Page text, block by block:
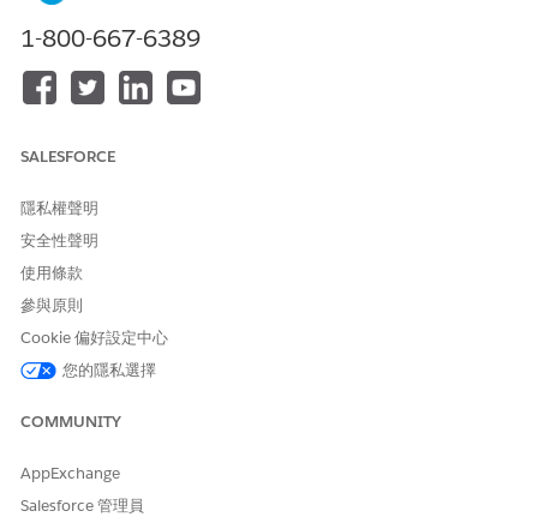
在瀏覽面板中,選取「
選取組態項目類型。
細資料:
從「可用」清單中,選取要作為識別碼使用的屬性,然後將其
移至「已選取」清單。
儲存您的變更。
更新的規則用於在資產探索或匯入期間比對傳入記錄。CMDB 使用
選取的屬性來防止重複並準確連結記錄。
1-800-667-6389
SALESFORCE
隱私權聲明
安全性聲明
使用條款
參與原則
Cookie 偏好設定中心
您的隱私選擇
COMMUNITY
AppExchange
Salesforce 管理員